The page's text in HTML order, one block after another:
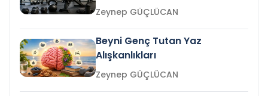
Zeynep GÜÇLÜCAN
Beyni Genç Tutan Yaz
Alışkanlıkları
Zeynep GÜÇLÜCAN